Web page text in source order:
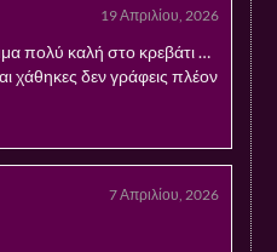
19 Απριλίου, 2026
πολύ καλή στο κρεβάτι …
χάθηκες δεν γράφεις πλέον
7 Απριλίου, 2026